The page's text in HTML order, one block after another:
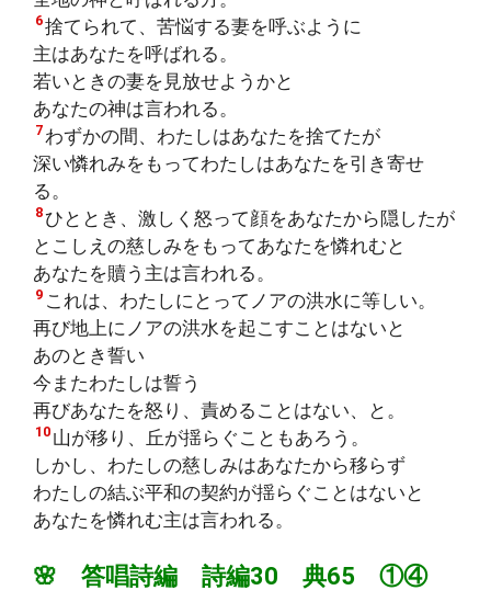
6捨てられて、苦悩する妻を呼ぶように
主はあなたを呼ばれる。
若いときの妻を見放せようかと
あなたの神は言われる。
7 わずかの間、わたしはあなたを捨てたが
深い憐れみをもってわたしはあなたを引き寄せ
る。
8ひととき、激しく怒って顔をあなたから隠したが
とこしえの慈しみをもってあなたを憐れむと
あなたを贖う主は言われる。
9 これは、わたしにとってノアの洪水に等しい。
再び地上にノアの洪水を起こすことはないと
あのとき誓い
今またわたしは誓う
再びあなたを怒り、責めることはない、と。
10 山が移り、丘が揺らぐこともあろう。
しかし、わたしの慈しみはあなたから移らず
わたしの結ぶ平和の契約が揺らぐことはないと
あなたを憐れむ主は言われる。
🌸 答唱詩編 詩編30 典65 ①④